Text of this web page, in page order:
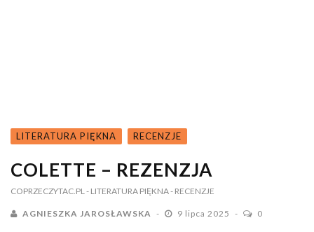
LITERATURA PIĘKNA RECENZJE
COLETTE – REZENZJA
COPRZECZYTAC.PL - LITERATURA PIĘKNA- RECENZJE
AGNIESZKA JAROSŁAWSKA 9 lipca 2025 0